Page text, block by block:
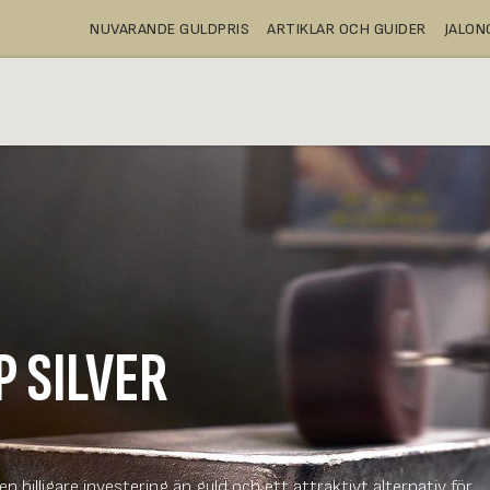
NUVARANDE GULDPRIS ARTIKLAR OCH GUIDER
SILVER